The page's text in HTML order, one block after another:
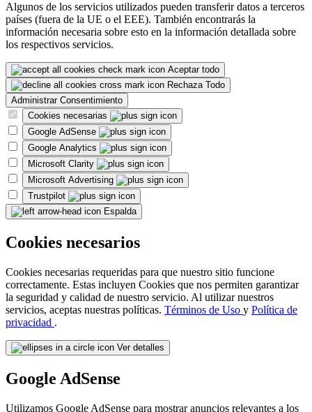
Algunos de los servicios utilizados pueden transferir datos a terceros
países (fuera de la UE o el EEE). También encontrarás la
información necesaria sobre esto en la información detallada sobre
los respectivos servicios.
Aceptar todo
Rechaza Todo
Administrar Consentimiento
Cookies necesarias
Google AdSense
Google Analytics
Microsoft Clarity
Microsoft Advertising
Trustpilot
Espalda
Cookies necesarios
Cookies necesarias requeridas para que nuestro sitio funcione
correctamente. Estas incluyen Cookies que nos permiten garantizar
la seguridad y calidad de nuestro servicio. Al utilizar nuestros
servicios, aceptas nuestras políticas. Términos de Uso y Política de
privacidad .
Ver detalles
Google AdSense
Utilizamos Google AdSense para mostrar anuncios relevantes a los